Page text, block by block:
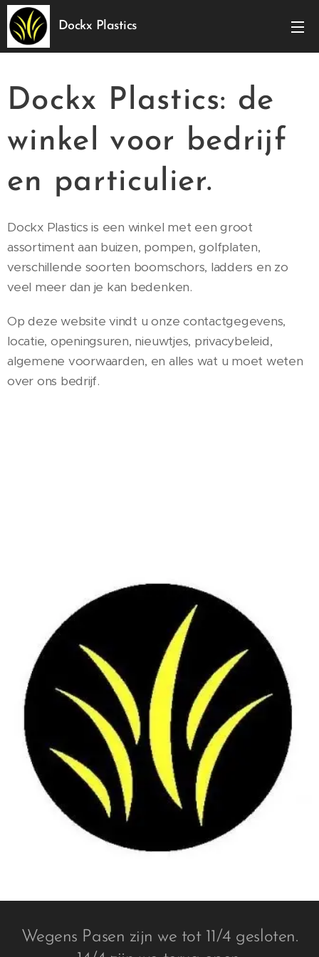
Dockx Plastics
Dockx Plastics: de
winkel voor bedrijf
en particulier.
Dockx Plastics is een winkel met een groot
assortiment aan buizen, pompen, golfplaten,
verschillende soorten boomschors, ladders en zo
veel meer dan je kan bedenken.
Op deze website vindt u onze contactgegevens,
locatie, openingsuren, nieuwtjes, privacybeleid,
algemene voorwaarden, en alles wat u moet weten
over ons bedrijf.
Wegens Pasen zijn we tot 11/4 gesloten.